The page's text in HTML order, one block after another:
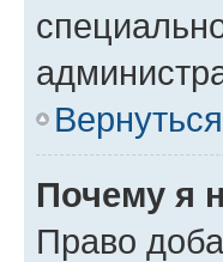
Почему я
Право